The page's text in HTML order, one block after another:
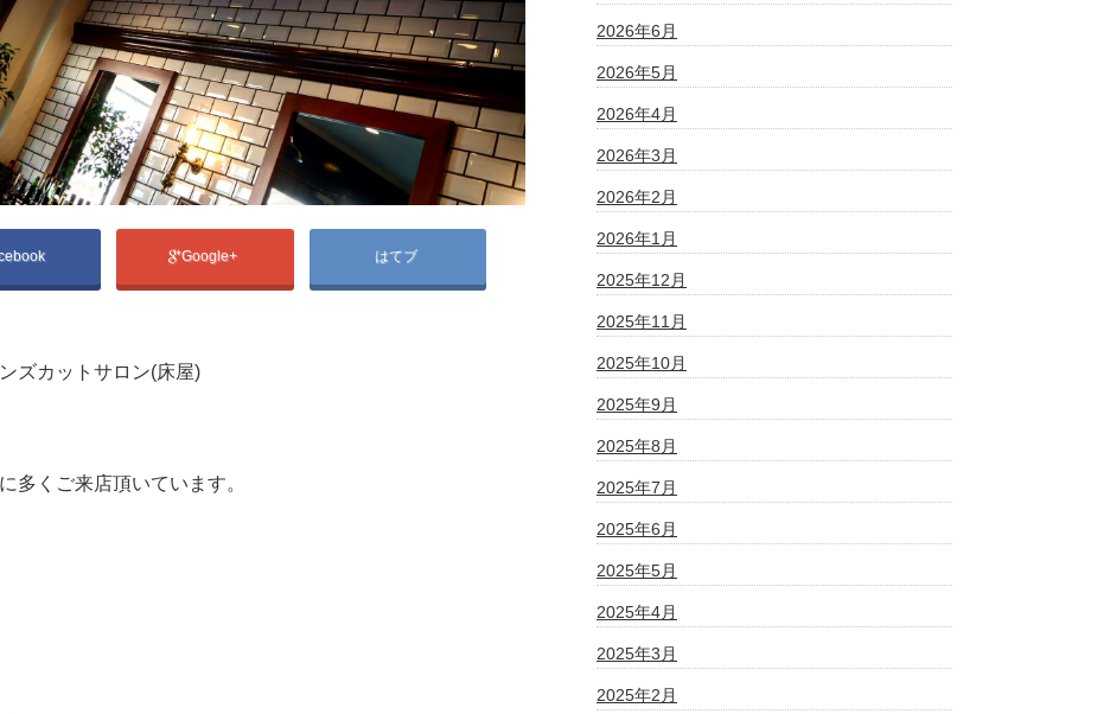
Google+ はてブ
ズカットサロン(床屋)
多くご来店頂いています。
2026年6月
2026年5月
2026年4月
2026年3月
2026年2月
2026年1月
2025年12月
2025年11月
2025年10月
2025年9月
2025年8月
2025年7月
2025年6月
2025年5月
2025年4月
2025年3月
2025年2月